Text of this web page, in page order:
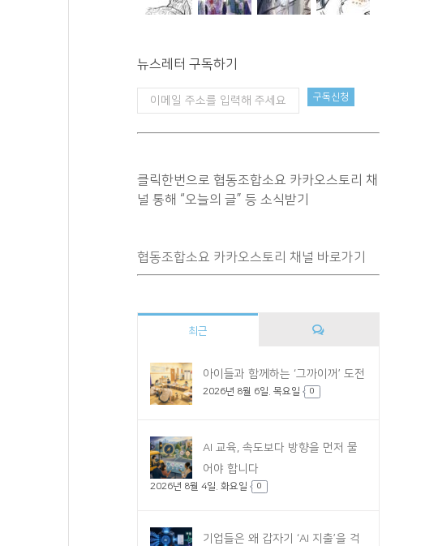
뉴스레터 구독하기
클릭한번으로 협동조합소요 카카오스토리 채
널 통해 “오늘의 글” 등 소식받기
협동조합소요 카카오스토리 채널 바로가기
최근
아이들과 함께하는 ‘그까이꺼’ 도전
2026년 8월 6일. 목요일 0
AI 교육, 속도보다 방향을 먼저 물
어야 합니다
2026년 8월 4일. 화요일 0
기업들은 왜 갑자기 ‘AI 지출’을 걱